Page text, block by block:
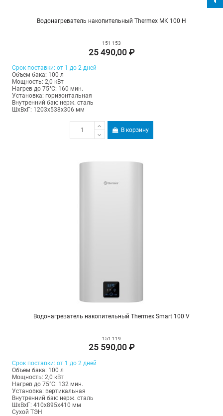
Водонагреватель накопительный Thermex MK 100 H
151 153
25 490,00 ₽
Срок поставки: от 1 до 2 дней
Объем бака: 100 л
Мощность: 2,0 кВт
Нагрев до 75°С: 160 мин.
Установка: горизонтальная
Внутренний бак: нерж. сталь
ШхВхГ: 1203х538х306 мм
В корзину
Водонагреватель накопительный Thermex Smart 100 V
151 119
25 590,00 ₽
Срок поставки: от 1 до 2 дней
Объем бака: 100 л
Мощность: 2,0 кВт
Нагрев до 75°С: 132 мин.
Установка: вертикальная
Внутренний бак: нерж. сталь
ШхВхГ: 410х895х410 мм
Сухой ТЭН